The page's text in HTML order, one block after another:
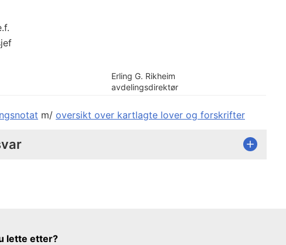
Erling G. Rikheim
avdelingsdirektør
m/ oversikt over kartlagte lover og forskrifter
lette etter?